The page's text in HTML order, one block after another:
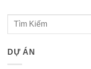
DỰ ÁN